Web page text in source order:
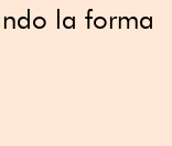
la forma